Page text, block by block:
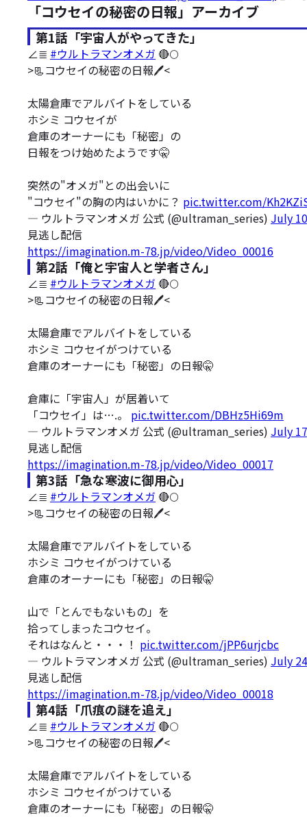
「コウセイの秘密の日報」アーカイブ
第1話「宇宙人がやってきた」
∠≣ #ウルトラマンオメガ 🔴🌕
>📃コウセイの秘密の日報🖊️<
太陽倉庫でアルバイトをしている
ホシミ コウセイが
倉庫のオーナーにも「秘密」の
日報をつけ始めたようです🤫
突然の"オメガ"との出会いに
"コウセイ"の胸の内はいかに？ pic.twitter.com/
— ウルトラマンオメガ 公式 (@ultraman_series) July
見逃し配信
https://imagination.m-78.jp/video/Video_00016
第2話「俺と宇宙人と学者さん」
∠≣ #ウルトラマンオメガ 🔴🌕
>📃コウセイの秘密の日報🖊️<
太陽倉庫でアルバイトをしている
ホシミ コウセイがつけている
倉庫のオーナーにも「秘密」の日報🤫
倉庫に「宇宙人」が居着いて
「コウセイ」は….。 pic.twitter.com/DBHz5Hi69m
— ウルトラマンオメガ 公式 (@ultraman_series) July
見逃し配信
https://imagination.m-78.jp/video/Video_00017
第3話「急な寒波に御用心」
∠≣ #ウルトラマンオメガ 🔴🌕
>📃コウセイの秘密の日報🖊️<
太陽倉庫でアルバイトをしている
ホシミ コウセイがつけている
倉庫のオーナーにも「秘密」の日報🤫
山で「とんでもないもの」を
拾ってしまったコウセイ。
それはなんと・・・！ pic.twitter.com/jPP6urjcbc
— ウルトラマンオメガ 公式 (@ultraman_series) July
見逃し配信
https://imagination.m-78.jp/video/Video_00018
第4話「爪痕の謎を追え」
∠≣ #ウルトラマンオメガ 🔴🌕
>📃コウセイの秘密の日報🖊️<
太陽倉庫でアルバイトをしている
ホシミ コウセイがつけている
倉庫のオーナーにも「秘密」の日報🤫